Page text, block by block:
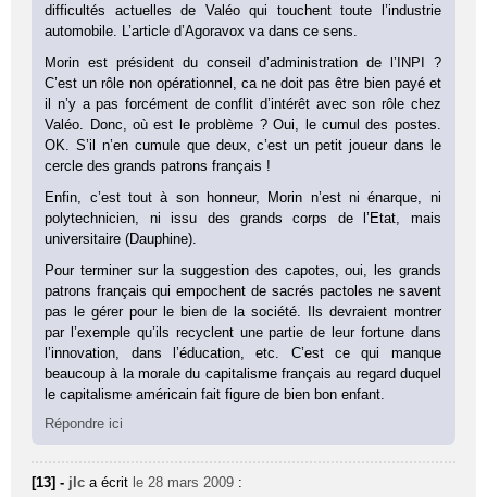
difficultés actuelles de Valéo qui touchent toute l’industrie
automobile. L’article d’Agoravox va dans ce sens.
Morin est président du conseil d’administration de l’INPI ?
C’est un rôle non opérationnel, ca ne doit pas être bien payé et
il n’y a pas forcément de conflit d’intérêt avec son rôle chez
Valéo. Donc, où est le problème ? Oui, le cumul des postes.
OK. S’il n’en cumule que deux, c’est un petit joueur dans le
cercle des grands patrons français !
Enfin, c’est tout à son honneur, Morin n’est ni énarque, ni
polytechnicien, ni issu des grands corps de l’Etat, mais
universitaire (Dauphine).
Pour terminer sur la suggestion des capotes, oui, les grands
patrons français qui empochent de sacrés pactoles ne savent
pas le gérer pour le bien de la société. Ils devraient montrer
par l’exemple qu’ils recyclent une partie de leur fortune dans
l’innovation, dans l’éducation, etc. C’est ce qui manque
beaucoup à la morale du capitalisme français au regard duquel
le capitalisme américain fait figure de bien bon enfant.
Répondre ici
[13] - jlc a écrit le 28 mars 2009 :